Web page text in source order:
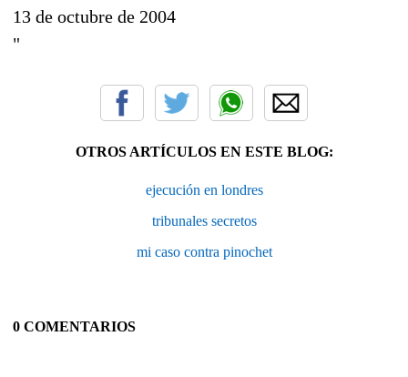
13 de octubre de 2004
"
OTROS ARTÍCULOS EN ESTE BLOG:
ejecución en londres
tribunales secretos
mi caso contra pinochet
0 COMENTARIOS